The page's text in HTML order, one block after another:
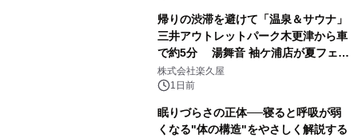
帰りの渋滞を避けて「温泉＆サウナ」
三井アウトレットパーク木更津から車
で約5分 湯舞音 袖ケ浦店が夏フェア
メニューを提供
株式会社楽久屋
1日前
眠りづらさの正体──寝ると呼吸が弱
くなる"体の構造"をやさしく解説する